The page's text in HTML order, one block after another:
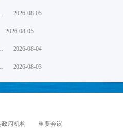
2026-08-05
2026-08-05
2026-08-04
2026-08-03
政府机构 重要会议